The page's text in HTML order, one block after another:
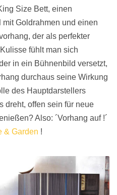
Size Bett, einen
Goldrahmen und einen
der als perfekter
fühlt man sich
in ein Bühnenbild versetzt,
durchaus seine Wirkung
des Hauptdarstellers
dreht, offen sein für neue
Also: ´Vorhang auf !´
& Garden !